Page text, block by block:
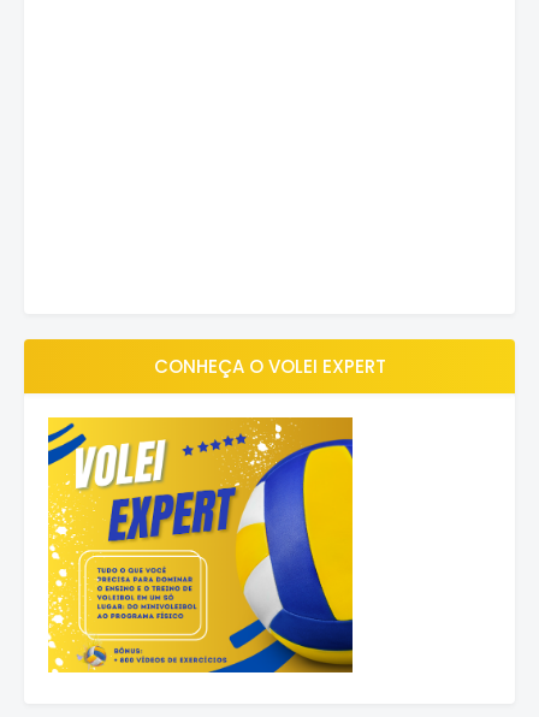
CONHEÇA O VOLEI EXPERT